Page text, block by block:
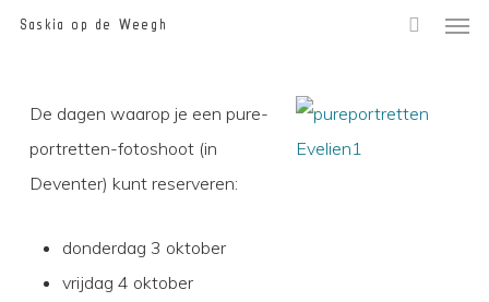
Skip
content
Saskia op de Weegh
De dagen waarop je een pure-
portretten-fotoshoot (in
Deventer) kunt reserveren:
donderdag 3 oktober
vrijdag 4 oktober